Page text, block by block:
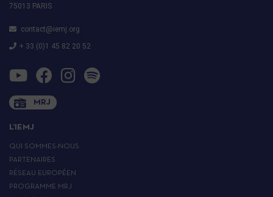
75013 PARIS
contact@iemj.org
+ 33 (0)1 45 82 20 52
MRJ
L’IEMJ
QUI SOMMES-NOUS
PARTENAIRES
RÉSEAU EUROPÉEN
PROGRAMME MRJ